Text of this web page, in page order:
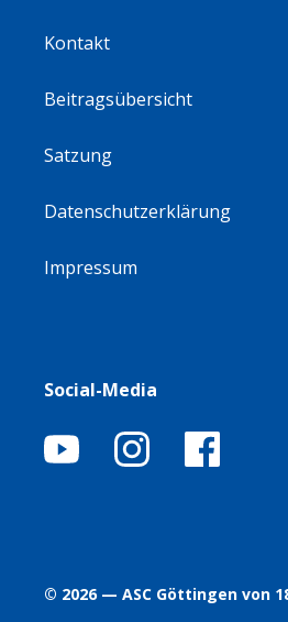
Kontakt
Beitragsübersicht
Satzung
Datenschutzerklärung
Impressum
Social-Media
© 2026 — ASC Göttingen von